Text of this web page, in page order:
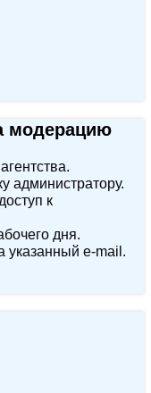
модерацию
администратору.
к
дня.
указанный e‑mail.